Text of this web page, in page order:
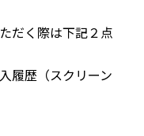
だく際は下記２点
履歴（スクリーン